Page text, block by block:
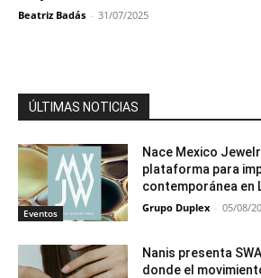
Beatriz Badás - 31/07/2025
ÚLTIMAS NOTICIAS
Eventos
Nace Mexico
plataforma para
contemporánea en
Grupo Duplex - 05/08/
Nanis presenta
donde el